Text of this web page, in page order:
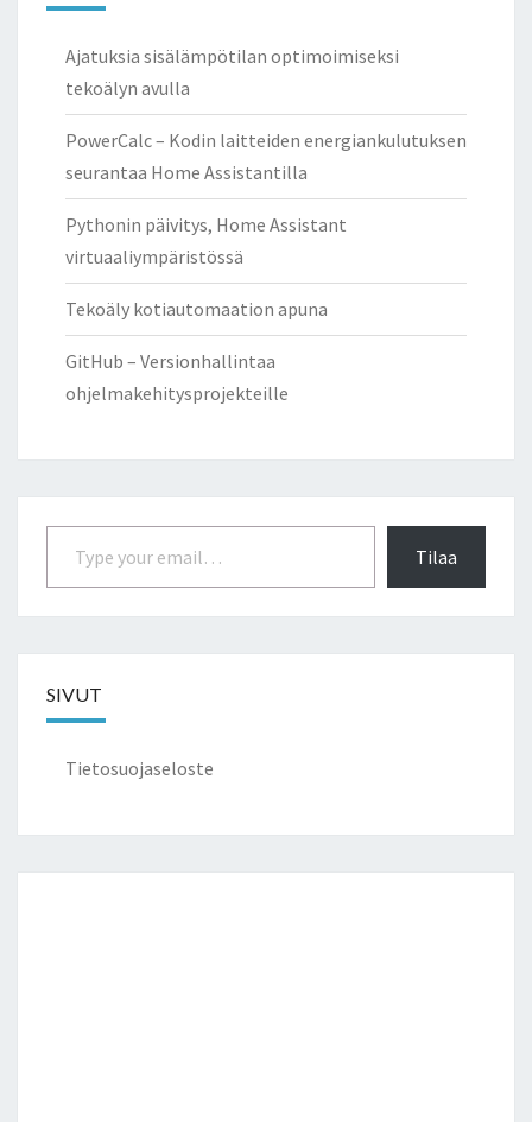
Ajatuksia sisälämpötilan optimoimiseksi
tekoälyn avulla
PowerCalc – Kodin laitteiden energiankulutuksen
seurantaa Home Assistantilla
Pythonin päivitys, Home Assistant
virtuaaliympäristössä
Tekoäly kotiautomaation apuna
GitHub – Versionhallintaa
ohjelmakehitysprojekteille
Type your email…
Tilaa
SIVUT
Tietosuojaseloste